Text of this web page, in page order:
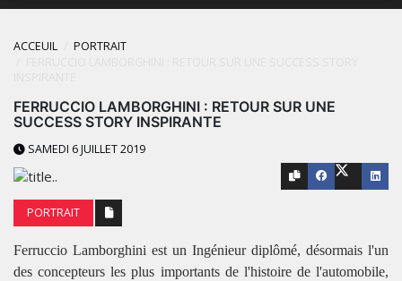
ACCEUIL
PORTRAIT
FERRUCCIO LAMBORGHINI : RETOUR SUR UNE
SUCCESS STORY INSPIRANTE
SAMEDI 6 JUILLET 2019
PORTRAIT
Ferruccio Lamborghini est un Ingénieur diplômé, désormais l'un
des concepteurs les plus importants de l'histoire de l'automobile,